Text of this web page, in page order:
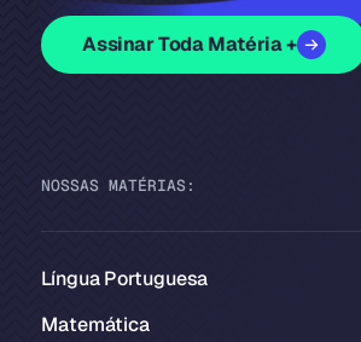
Assinar Toda Matéria +
NOSSAS MATÉRIAS:
Língua Portuguesa
Matemática